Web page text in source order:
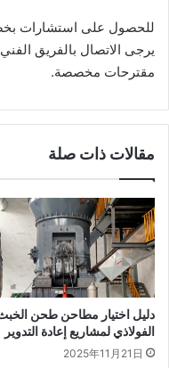
للحصول على استشارات
مقترحات مخصصة.
مقالات ذات صلة
دليل اختيار مطاحن طحن
الفولاذي لمشاريع إعادة التدوير
2025年11月21日